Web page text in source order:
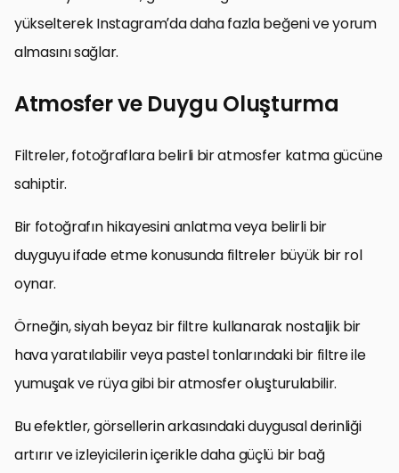
yükselterek Instagram’da daha fazla beğeni ve yorum
almasını sağlar.
Atmosfer ve Duygu Oluşturma
Filtreler, fotoğraflara belirli bir atmosfer katma gücüne
sahiptir.
Bir fotoğrafın hikayesini anlatma veya belirli bir
duyguyu ifade etme konusunda filtreler büyük bir rol
oynar.
Örneğin, siyah beyaz bir filtre kullanarak nostaljik bir
hava yaratılabilir veya pastel tonlarındaki bir filtre ile
yumuşak ve rüya gibi bir atmosfer oluşturulabilir.
Bu efektler, görsellerin arkasındaki duygusal derinliği
artırır ve izleyicilerin içerikle daha güçlü bir bağ